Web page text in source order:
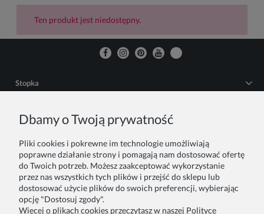
Ten produkt jest niedostępny.
Stopka
COPYRIGHT © 2026 ZOYA GROUP
Pokaż pełną wersję strony
Sklep internetowy Shoper Premium
Dbamy o Twoją prywatność
Pliki cookies i pokrewne im technologie umożliwiają
poprawne działanie strony i pomagają nam dostosować ofertę
do Twoich potrzeb. Możesz zaakceptować wykorzystanie
przez nas wszystkich tych plików i przejść do sklepu lub
dostosować użycie plików do swoich preferencji, wybierając
opcję "Dostosuj zgody".
Więcej o plikach cookies przeczytasz w naszej Polityce